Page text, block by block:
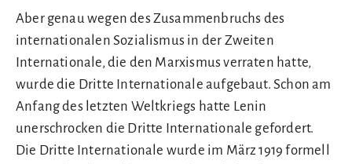
Aber genau wegen des Zusammenbruchs des
internationalen Sozialismus in der Zweiten
Internationale, die den Marxismus verraten hatte,
wurde die Dritte Internationale aufgebaut. Schon am
Anfang des letzten Weltkriegs hatte Lenin
unerschrocken die Dritte Internationale gefordert.
Die Dritte Internationale wurde im März 1919 formell